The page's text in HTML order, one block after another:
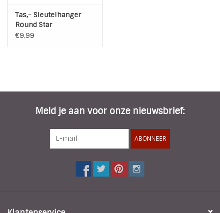
Tas,- Sleutelhanger
Round Star
Combination Brown
€9,99
Meld je aan voor onze nieuwsbrief:
ABONNEER